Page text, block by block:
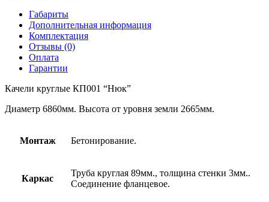
Габариты
Дополнительная информация
Комплектация
Отзывы (0)
Оплата
Гарантии
Качели круглые КП001 “Нюк”
Диаметр 6860мм. Высота от уровня земли 2665мм.
Монтаж Бетонирование.
Каркас
Труба круглая 89мм., толщина стенки 3мм..
Соединение фланцевое.